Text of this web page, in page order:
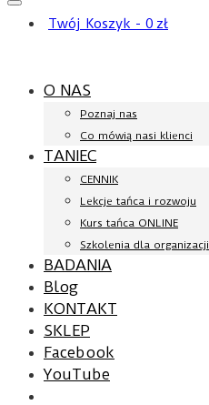
Twój Koszyk - 0 zł
O NAS
Poznaj nas
Co mówią nasi klienci
TANIEC
CENNIK
Lekcje tańca i rozwoju
Kurs tańca ONLINE
Szkolenia dla organizacji
BADANIA
Blog
KONTAKT
SKLEP
Facebook
YouTube